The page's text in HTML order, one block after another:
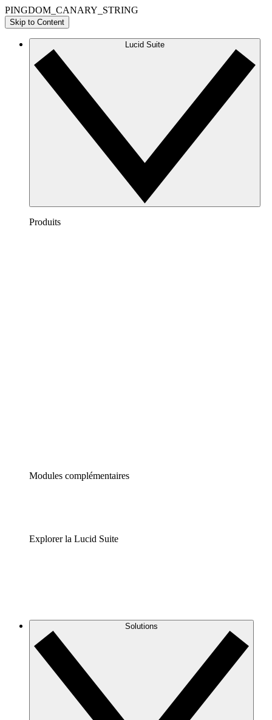
PINGDOM_CANARY_STRING
Skip to Content
Lucid Suite
Produits
Modules complémentaires
Explorer la Lucid Suite
Solutions